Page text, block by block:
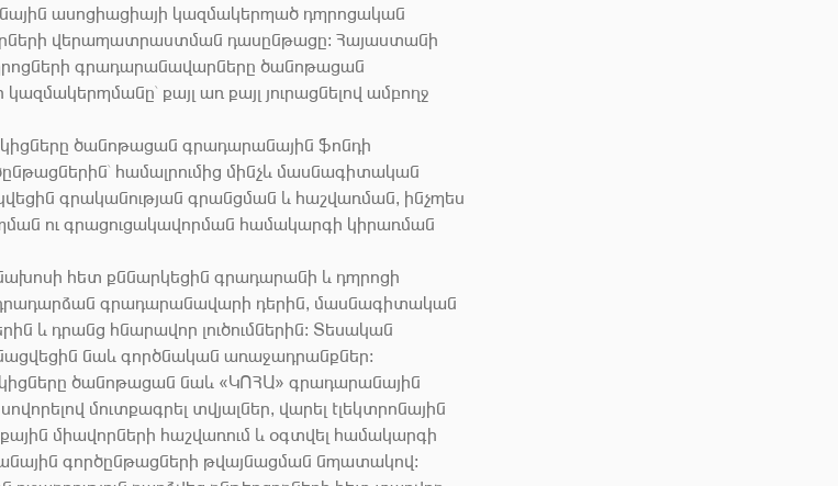
ասոցիացիայի կազմակերպած դպրոցական
վերապատրաստման դասընթացը։ Հայաստանի
գրադարանավարները ծանոթացան
քայլ առ քայլ յուրացնելով ամբողջ
ծանոթացան գրադարանային ֆոնդի
համալրումից մինչև մասնագիտական
գրականության գրանցման և հաշվառման, ինչպես
ու գրացուցակավորման համակարգի կիրառման
հետ քննարկեցին գրադարանի և դպրոցի
գրադարանավարի դերին, մասնագիտական
և դրանց հնարավոր լուծումներին։ Տեսական
նաև գործնական առաջադրանքներ։
ծանոթացան նաև «ԿՈՀԱ» գրադարանային
մուտքագրել տվյալներ, վարել էլեկտրոնային
միավորների հաշվառում և օգտվել համակարգի
գործընթացների թվայնացման նպատակով։